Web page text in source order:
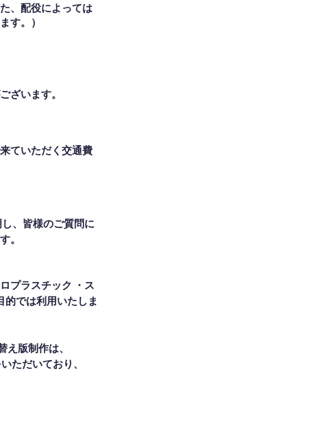
、配役によっては
す。）
ざいます。
ていただく交通費
、皆様のご質問に
。
プラスチック ・ス
的では利用いたしま
版制作は、
ただいており、